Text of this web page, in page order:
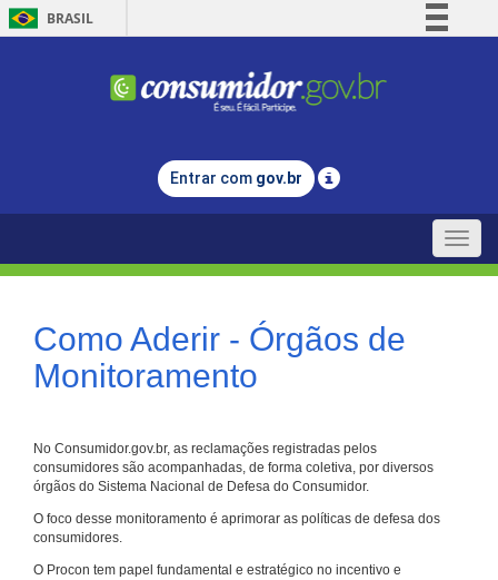
BRASIL
Comunica BR
Legislação
Entrar com gov.br
Toggle
Como Aderir - Órgãos de
Monitoramento
No Consumidor.gov.br, as reclamações registradas pelos
consumidores são acompanhadas, de forma coletiva, por diversos
órgãos do Sistema Nacional de Defesa do Consumidor.
O foco desse monitoramento é aprimorar as políticas de defesa dos
consumidores.
O Procon tem papel fundamental e estratégico no incentivo e